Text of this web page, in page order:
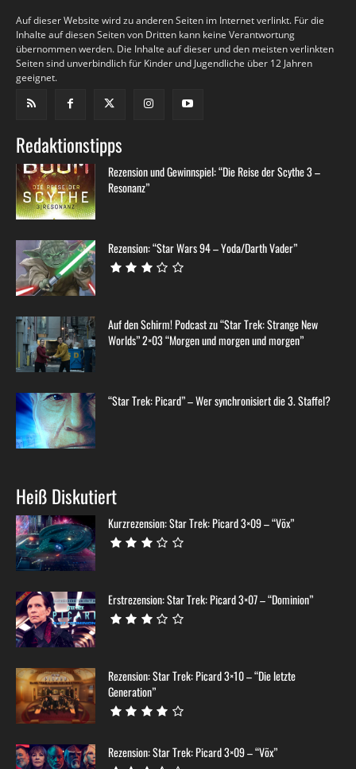
Auf dieser Website wird zu anderen Seiten im Internet verlinkt. Für die
Inhalte auf diesen Seiten von Dritten kann keine Verantwortung
übernommen werden. Die Inhalte auf dieser und den meisten verlinkten
Seiten sind unverbindlich für Kinder und Jugendliche über 12 Jahren
geeignet.
Redaktionstipps
Rezension und Gewinnspiel: “Die Reise der Scythe 3 –
Resonanz”
Rezension: “Star Wars 94 – Yoda/Darth Vader”
Auf den Schirm! Podcast zu “Star Trek: Strange New
Worlds” 2×03 “Morgen und morgen und morgen”
“Star Trek: Picard” – Wer synchronisiert die 3. Staffel?
Heiß Diskutiert
Kurzrezension: Star Trek: Picard 3×09 – “Võx”
Erstrezension: Star Trek: Picard 3×07 – “Dominion”
Rezension: Star Trek: Picard 3×10 – “Die letzte
Generation”
Rezension: Star Trek: Picard 3×09 – “Võx”